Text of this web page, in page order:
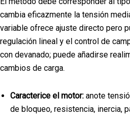
cambia eficazmente la tensión
variable ofrece ajuste directo pero
regulación lineal y el control de
con devanado; puede añadirse
cambios de carga.
Caracterice el motor: anote
de bloqueo, resistencia, inercia,